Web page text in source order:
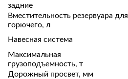
задние
Вместительность резервуара для
горючего, л
Навесная система
Максимальная
грузоподъемность, т
Дорожный просвет, мм